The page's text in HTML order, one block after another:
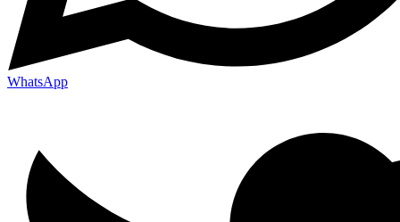
WhatsApp